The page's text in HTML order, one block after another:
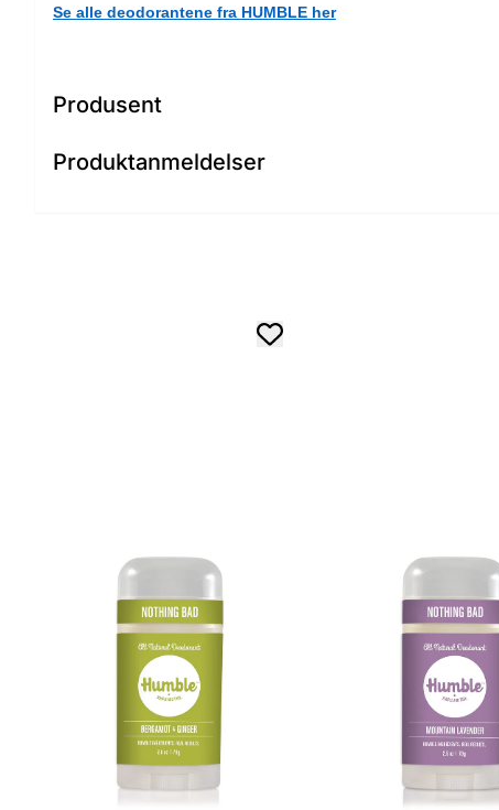
Se alle deodorantene fra HUMBLE her
Produsent
Produktanmeldelser